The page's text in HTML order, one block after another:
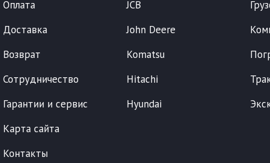
Оплата
Доставка
Возврат
Сотрудничество
Гарантии и сервис
Карта сайта
Контакты
JCB
John Deere
Komatsu
Hitachi
Hyundai